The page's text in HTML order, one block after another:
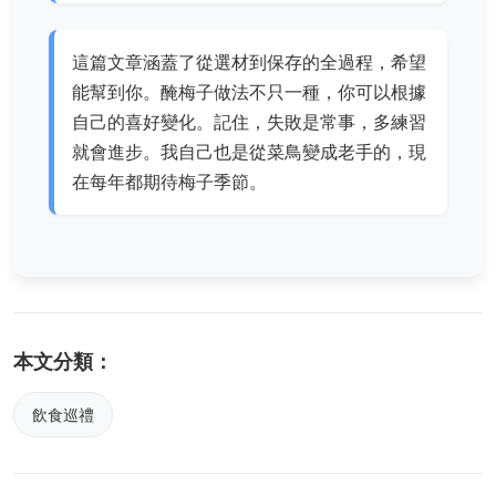
這篇文章涵蓋了從選材到保存的全過程，希望
能幫到你。醃梅子做法不只一種，你可以根據
自己的喜好變化。記住，失敗是常事，多練習
就會進步。我自己也是從菜鳥變成老手的，現
在每年都期待梅子季節。
本文分類：
飲食巡禮